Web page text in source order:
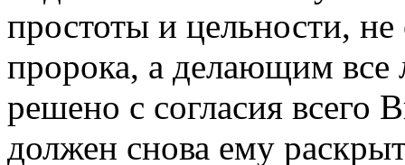
простоты и цельности,
пророка, а делающим
решено с согласия всего
должен снова ему